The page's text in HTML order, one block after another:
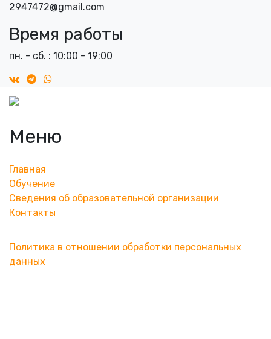
2947472@gmail.com
Время работы
пн. - сб. : 10:00 - 19:00
Меню
Главная
Обучение
Сведения об образовательной организации
Контакты
Политика в отношении обработки персональных
данных